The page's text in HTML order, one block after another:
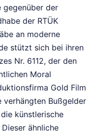
gegenüber der
der RTÜK
an moderne
stützt sich bei ihren
Nr. 6112, der den
Moral
Gold Film
verhängten Bußgelder
künstlerische
Dieser ähnliche